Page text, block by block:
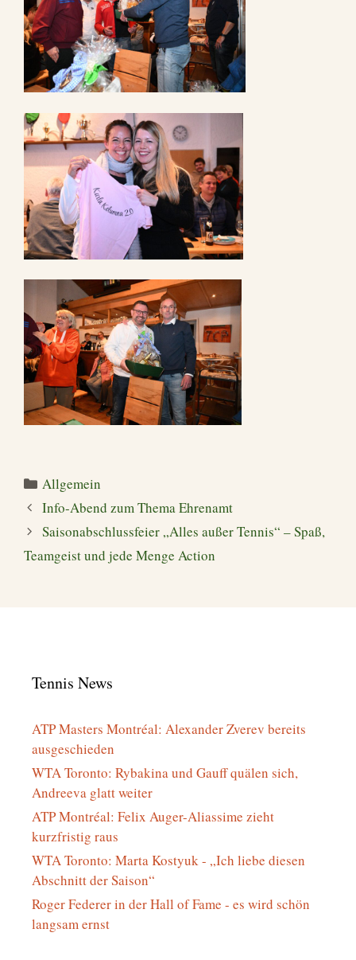
Kategorien
Allgemein
Info-Abend zum Thema Ehrenamt
Saisonabschlussfeier „Alles außer Tennis“ – Spaß,
Teamgeist und jede Menge Action
Tennis News
ATP Masters Montréal: Alexander Zverev bereits
ausgeschieden
WTA Toronto: Rybakina und Gauff quälen sich,
Andreeva glatt weiter
ATP Montréal: Felix Auger-Aliassime zieht
kurzfristig raus
WTA Toronto: Marta Kostyuk - „Ich liebe diesen
Abschnitt der Saison“
Roger Federer in der Hall of Fame - es wird schön
langsam ernst